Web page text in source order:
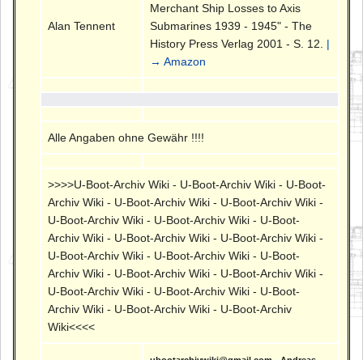
Alan Tennent
Merchant Ship Losses to Axis
Submarines 1939 - 1945" - The
History Press Verlag 2001 - S. 12. |
→ Amazon
Alle Angaben ohne Gewähr !!!!
>>>>U-Boot-Archiv Wiki - U-Boot-Archiv Wiki - U-Boot-
Archiv Wiki - U-Boot-Archiv Wiki - U-Boot-Archiv Wiki -
U-Boot-Archiv Wiki - U-Boot-Archiv Wiki - U-Boot-
Archiv Wiki - U-Boot-Archiv Wiki - U-Boot-Archiv Wiki -
U-Boot-Archiv Wiki - U-Boot-Archiv Wiki - U-Boot-
Archiv Wiki - U-Boot-Archiv Wiki - U-Boot-Archiv Wiki -
U-Boot-Archiv Wiki - U-Boot-Archiv Wiki - U-Boot-
Archiv Wiki - U-Boot-Archiv Wiki - U-Boot-Archiv
Wiki<<<<